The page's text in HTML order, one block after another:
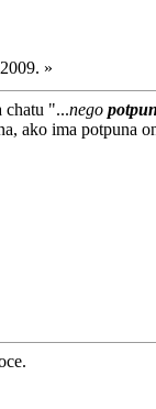
»
chatu "...nego
ako ima potpuna